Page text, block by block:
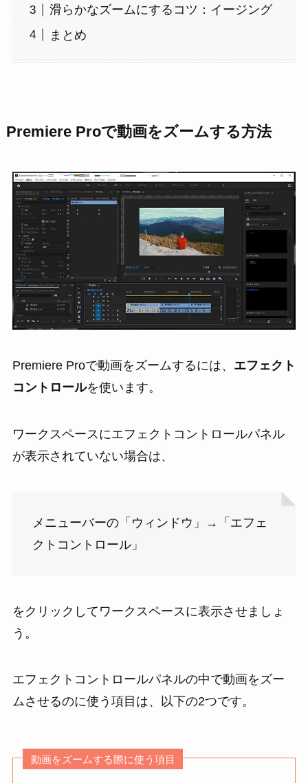
滑らかなズームにするコツ：イージング
まとめ
Premiere Proで動画をズームする方法
Premiere Proで動画をズームするには、 エフェクト
コントロールを使います。
ワークスペースにエフェクトコントロールパネル
が表示されていない場合は、
メニューバーの「ウィンドウ」→「エフェ
クトコントロール」
をクリックしてワークスペースに表示させましょ
う。
エフェクトコントロールパネルの中で動画をズー
ムさせるのに使う項目は、 以下の2つです。
動画をズームする際に使う項目